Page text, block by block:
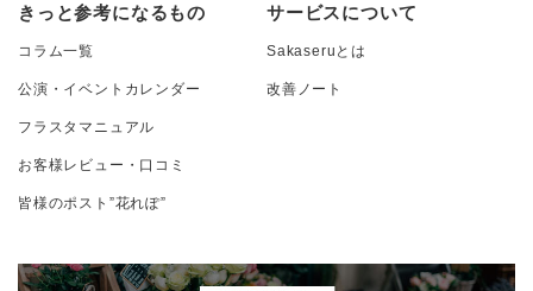
きっと参考になるもの
コラム一覧
公演・イベントカレンダー
フラスタマニュアル
お客様レビュー・口コミ
皆様のポスト”花れぽ”
サービスについて
Sakaseruとは
改善ノート